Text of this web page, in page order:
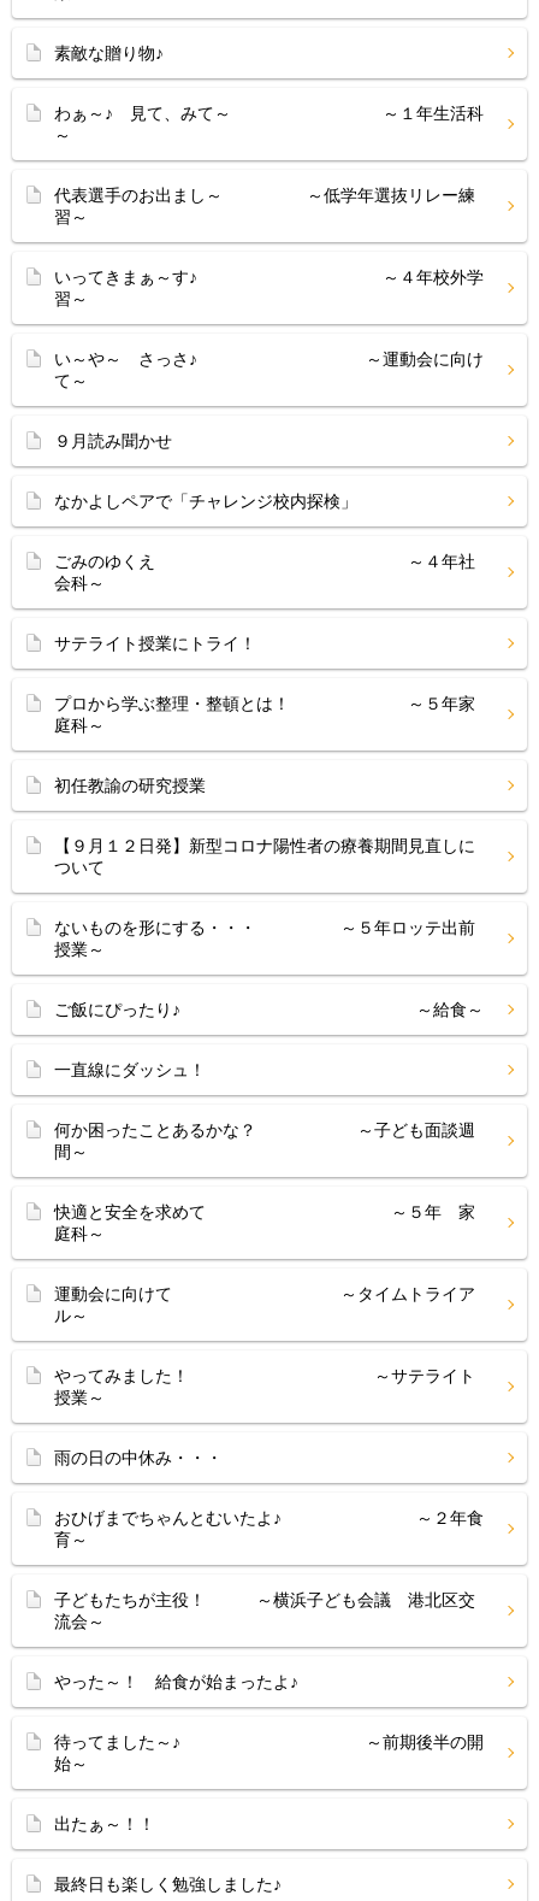
素敵な贈り物♪
わぁ～♪ 見て、みて～ ～１年生活科
～
代表選手のお出まし～ ～低学年選抜リレー練
習～
いってきまぁ～す♪ ～４年校外学
習～
い～や～ さっさ♪ ～運動会に向け
て～
９月読み聞かせ
なかよしペアで「チャレンジ校内探検」
ごみのゆくえ ～４年社
会科～
サテライト授業にトライ！
プロから学ぶ整理・整頓とは！ ～５年家
庭科～
初任教諭の研究授業
【９月１２日発】新型コロナ陽性者の療養期間見直しに
ついて
ないものを形にする・・・ ～５年ロッテ出前
授業～
ご飯にぴったり♪ ～給食～
一直線にダッシュ！
何か困ったことあるかな？ ～子ども面談週
間～
快適と安全を求めて ～５年 家
庭科～
運動会に向けて ～タイムトライア
ル～
やってみました！ ～サテライト
授業～
雨の日の中休み・・・
おひげまでちゃんとむいたよ♪ ～２年食
育～
子どもたちが主役！ ～横浜子ども会議 港北区交
流会～
やった～！ 給食が始まったよ♪
待ってました～♪ ～前期後半の開
始～
出たぁ～！！
最終日も楽しく勉強しました♪